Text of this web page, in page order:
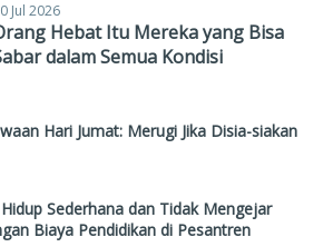
Jul 2026
Hebat Itu Mereka yang Bisa
dalam Semua Kondisi
Hari Jumat: Merugi Jika Disia-siakan
Sederhana dan Tidak Mengejar
Biaya Pendidikan di Pesantren